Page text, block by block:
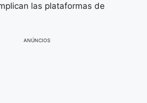
las plataformas de
ANÚNCIOS